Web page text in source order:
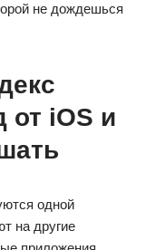
не дождешься
от iOS и
одной
на другие